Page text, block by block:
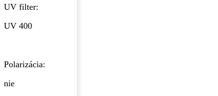
UV filter:
UV 400
Polarizácia:
nie